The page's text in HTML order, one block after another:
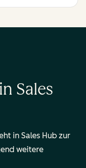
Sales
in Sales Hub zur
weitere